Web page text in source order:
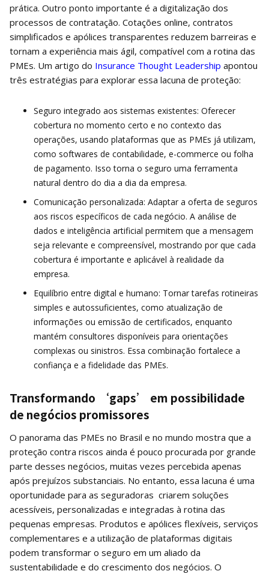
prática. Outro ponto importante é a digitalização dos
processos de contratação. Cotações online, contratos
simplificados e apólices transparentes reduzem barreiras e
tornam a experiência mais ágil, compatível com a rotina das
PMEs. Um artigo do Insurance Thought Leadership apontou
três estratégias para explorar essa lacuna de proteção:
Seguro integrado aos sistemas existentes: Oferecer
cobertura no momento certo e no contexto das
operações, usando plataformas que as PMEs já utilizam,
como softwares de contabilidade, e-commerce ou folha
de pagamento. Isso torna o seguro uma ferramenta
natural dentro do dia a dia da empresa.
Comunicação personalizada: Adaptar a oferta de seguros
aos riscos específicos de cada negócio. A análise de
dados e inteligência artificial permitem que a mensagem
seja relevante e compreensível, mostrando por que cada
cobertura é importante e aplicável à realidade da
empresa.
Equilíbrio entre digital e humano: Tornar tarefas rotineiras
simples e autossuficientes, como atualização de
informações ou emissão de certificados, enquanto
mantém consultores disponíveis para orientações
complexas ou sinistros. Essa combinação fortalece a
confiança e a fidelidade das PMEs.
Transformando ‘gaps’ em possibilidade
de negócios promissores
O panorama das PMEs no Brasil e no mundo mostra que a
proteção contra riscos ainda é pouco procurada por grande
parte desses negócios, muitas vezes percebida apenas
após prejuízos substanciais. No entanto, essa lacuna é uma
oportunidade para as seguradoras criarem soluções
acessíveis, personalizadas e integradas à rotina das
pequenas empresas. Produtos e apólices flexíveis, serviços
complementares e a utilização de plataformas digitais
podem transformar o seguro em um aliado da
sustentabilidade e do crescimento dos negócios. O